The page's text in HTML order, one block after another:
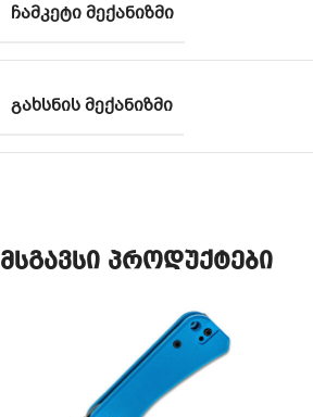
ᲩᲐᲛᲙᲔᲢᲘ ᲛᲔᲥᲐᲜᲘᲖᲛᲘ
ᲒᲐᲮᲡᲜᲘᲡ ᲛᲔᲥᲐᲜᲘᲖᲛᲘ
მსგავსი პროდუქტები